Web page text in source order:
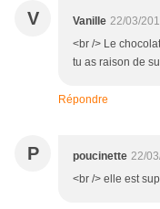
V Vanille 22/03/
<br /> Le
tu as raison de
Répondre
P poucinette 22/
<br /> elle est